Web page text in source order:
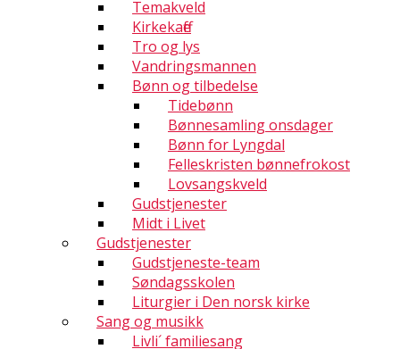
Temakveld
Kirkekaffe
Tro og lys
Vandringsmannen
Bønn og tilbedelse
Tidebønn
Bønnesamling onsdager
Bønn for Lyngdal
Felleskristen bønnefrokost
Lovsangskveld
Gudstjenester
Midt i Livet
Gudstjenester
Gudstjeneste-team
Søndagsskolen
Liturgier i Den norsk kirke
Sang og musikk
Livli´ familiesang